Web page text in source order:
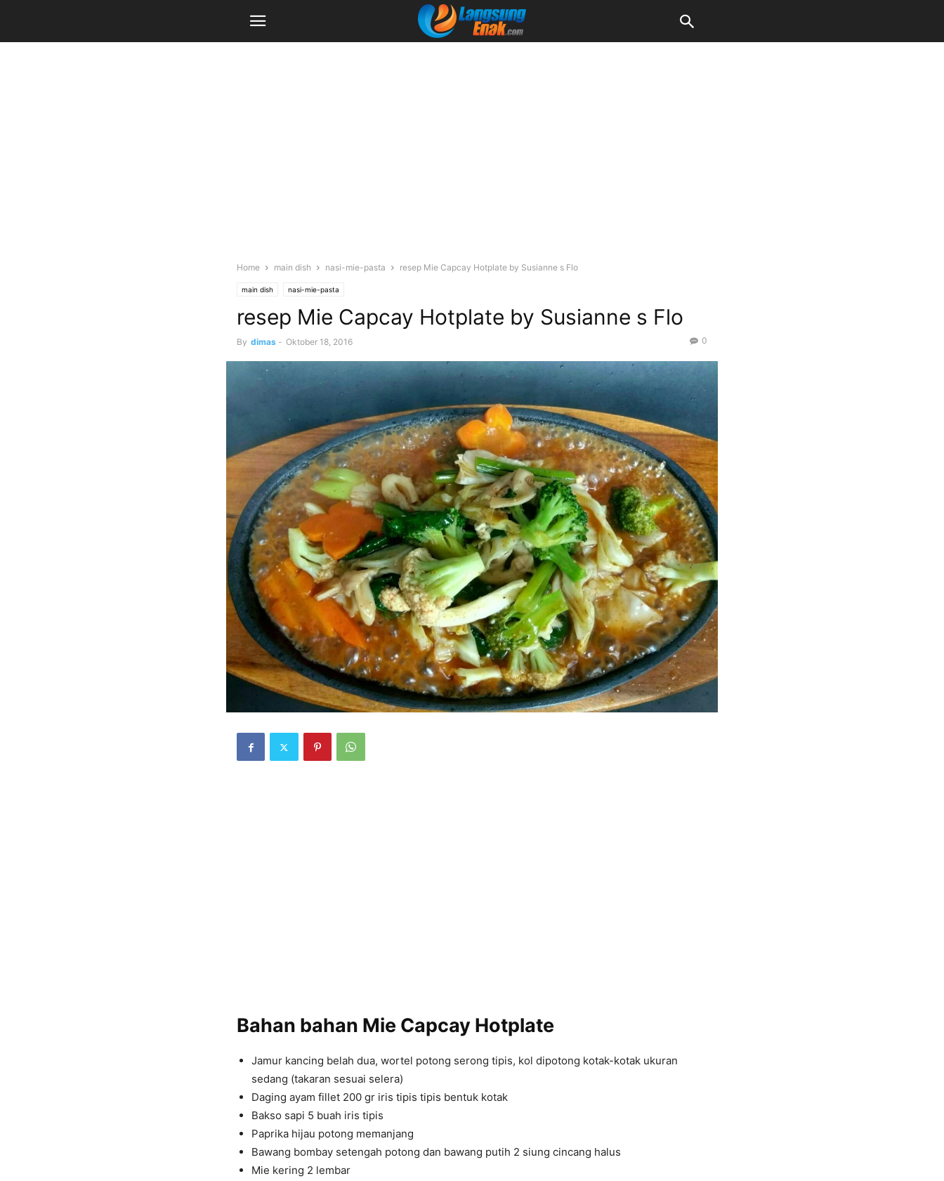
Home main dish nasi-mie-pasta resep Mie Capcay Hotplate by Susianne s Flo
main dish nasi-mie-pasta
resep Mie Capcay Hotplate by Susianne s Flo
By dimas - Oktober 18, 2016 0
Bahan bahan Mie Capcay Hotplate
Jamur kancing belah dua, wortel potong serong tipis, kol dipotong kotak-kotak ukuran
sedang (takaran sesuai selera)
Daging ayam fillet 200 gr iris tipis tipis bentuk kotak
Bakso sapi 5 buah iris tipis
Paprika hijau potong memanjang
Bawang bombay setengah potong dan bawang putih 2 siung cincang halus
Mie kering 2 lembar